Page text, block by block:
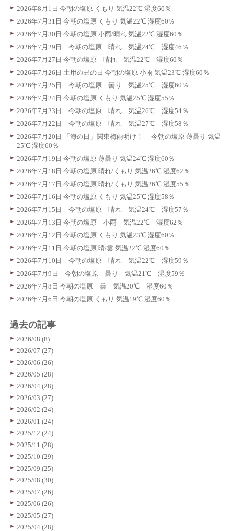
2026年8月1日 今朝の塩原 くもり 気温22℃ 湿度60％
2026年7月31日 今朝の塩原 くもり 気温22℃ 湿度60％
2026年7月30日 今朝の塩原 小雨/晴れ 気温22℃ 湿度60％
2026年7月29日 今朝の塩原 晴れ 気温24℃ 湿度46％
2026年7月27日 今朝の塩原 晴れ 気温22℃ 湿度60％
2026年7月26日 土用の丑の日 今朝の塩原 小雨 気温23℃ 湿度60％
2026年7月25日 今朝の塩原 曇り 気温25℃ 湿度60％
2026年7月24日 今朝の塩原 くもり 気温25℃ 湿度55％
2026年7月23日 今朝の塩原 晴れ 気温26℃ 湿度54％
2026年7月22日 今朝の塩原 晴れ 気温27℃ 湿度58％
2026年7月20日 「海の日」関東梅雨明け！ 今朝の塩原 薄曇り 気温
25℃ 湿度60％
2026年7月19日 今朝の塩原 薄曇り 気温24℃ 湿度60％
2026年7月18日 今朝の塩原 晴れ/くもり 気温26℃ 湿度62％
2026年7月17日 今朝の塩原 晴れ/くもり 気温26℃ 湿度55％
2026年7月16日 今朝の塩原 くもり 気温25℃ 湿度58％
2026年7月15日 今朝の塩原 晴れ 気温24℃ 湿度57％
2026年7月13日 今朝の塩原 小雨 気温22℃ 湿度62％
2026年7月12日 今朝の塩原 くもり 気温23℃ 湿度60％
2026年7月11日 今朝の塩原 晴/雲 気温22℃ 湿度60％
2026年7月10日 今朝の塩原 晴れ 気温22℃ 湿度59％
2026年7月9日 今朝の塩原 曇り 気温21℃ 湿度59％
2026年7月8日 今朝の塩原 曇 気温20℃ 湿度60％
2026年7月6日 今朝の塩原 くもり 気温19℃ 湿度60％
過去の記事
2026/08 (8)
2026/07 (27)
2026/06 (26)
2026/05 (28)
2026/04 (28)
2026/03 (27)
2026/02 (24)
2026/01 (24)
2025/12 (24)
2025/11 (28)
2025/10 (29)
2025/09 (25)
2025/08 (30)
2025/07 (26)
2025/06 (26)
2025/05 (27)
2025/04 (28)